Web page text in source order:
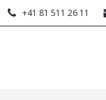
+41 81 511 26 11